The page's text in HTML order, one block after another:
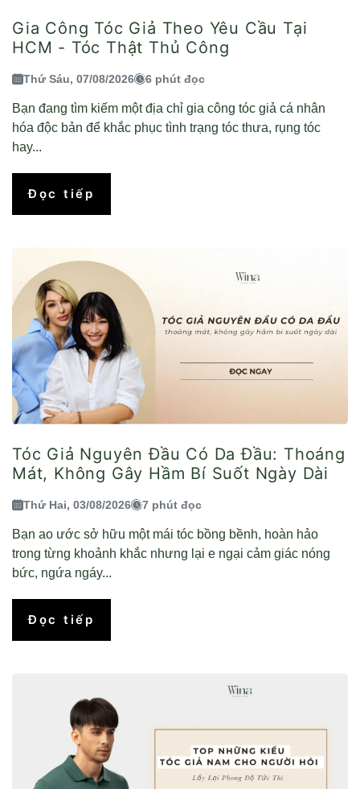
Gia Công Tóc Giả Theo Yêu Cầu Tại
HCM - Tóc Thật Thủ Công
Thứ Sáu, 07/08/2026 6 phút đọc
Bạn đang tìm kiếm một địa chỉ gia công tóc giả cá nhân
hóa độc bản để khắc phục tình trạng tóc thưa, rụng tóc
hay...
Đọc tiếp
Tóc Giả Nguyên Đầu Có Da Đầu: Thoáng
Mát, Không Gây Hầm Bí Suốt Ngày Dài
Thứ Hai, 03/08/2026 7 phút đọc
Bạn ao ước sở hữu một mái tóc bồng bềnh, hoàn hảo
trong từng khoảnh khắc nhưng lại e ngại cảm giác nóng
bức, ngứa ngáy...
Đọc tiếp